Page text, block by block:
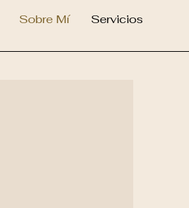
Sobre Mí Servicios